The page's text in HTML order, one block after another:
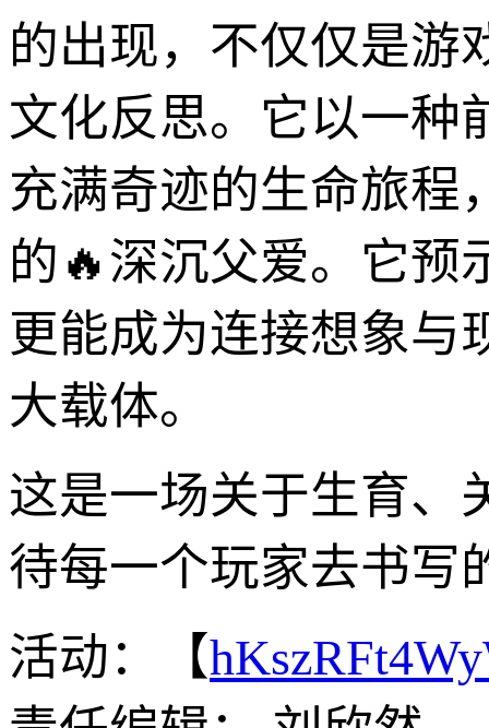
的出现，不仅仅是游
文化反思。它以一种
充满奇迹的生命旅程
的🔥深沉父爱。它预
更能成为连接想象与
大载体。
这是一场关于生育、
待每一个玩家去书写
活动：【